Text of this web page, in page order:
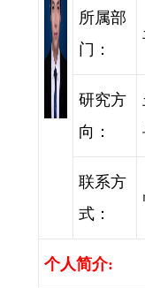
所属部
门：
研究方
向：
联系方
式：
个人简介: